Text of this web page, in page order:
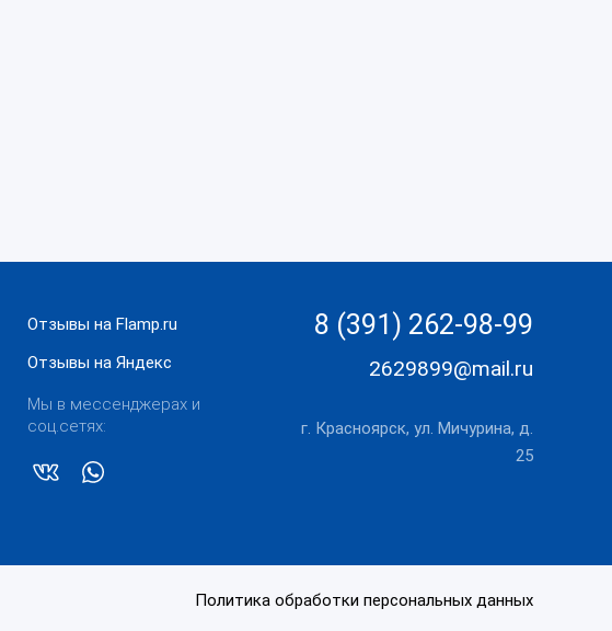
Отзывы на Flamp.ru
Отзывы на Яндекс
Мы в мессенджерах и
соц.сетях:
8 (391) 262-98-99
2629899@mail.ru
г. Красноярск, ул. Мичурина, д.
25
Политика обработки персональных данных